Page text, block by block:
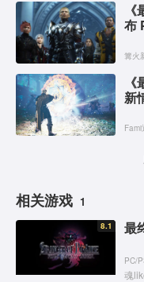
布
篝火
新
Fami
相关游戏 1
8.1 最
PC/
魂